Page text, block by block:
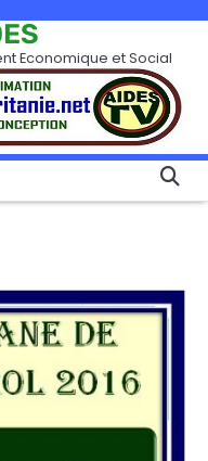
Economique et Social